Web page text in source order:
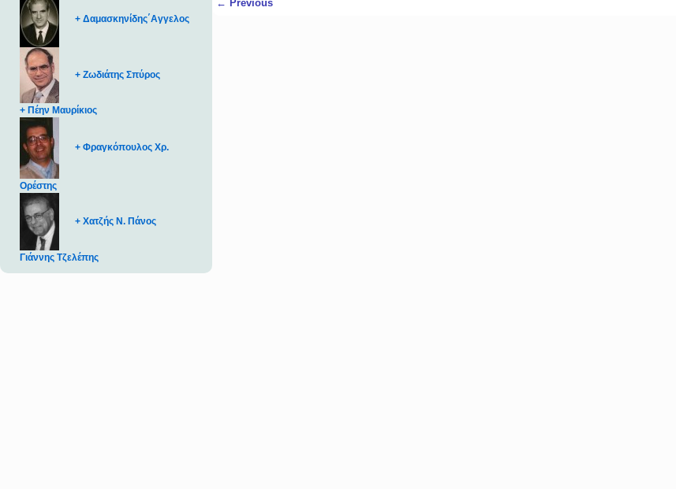
+ Δαμασκηνίδης΄Αγγελος
+ Ζωδιάτης Σπύρος
+ Πέην Μαυρίκιος
+ Φραγκόπουλος Χρ.
Ορέστης
+ Χατζής Ν. Πάνος
Γιάννης Τζελέπης
Post navigation
← Previous